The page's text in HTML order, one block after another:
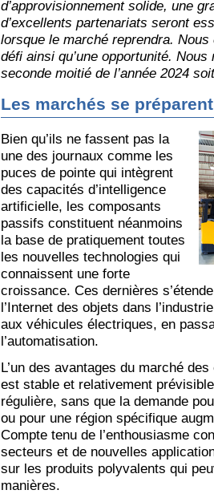
d’approvisionnement solide, une
d’excellents partenariats seront
lorsque le marché reprendra.
défi ainsi qu’une opportunité.
seconde moitié de l’année 2024
Les marchés se préparent
Bien qu’ils ne fassent pas la
une des journaux comme les
puces de pointe qui intègrent
des capacités d’intelligence
artificielle, les composants
passifs constituent néanmoins
la base de pratiquement toutes
les nouvelles technologies qui
connaissent une forte
croissance. Ces dernières
l’Internet des objets dans
aux véhicules électriques, en
l’automatisation.
L’un des avantages du marché
est stable et relativement
régulière, sans que la demande
ou pour une région spécifique
Compte tenu de l’enthousiasme
secteurs et de nouvelles
sur les produits polyvalents qui
manières.